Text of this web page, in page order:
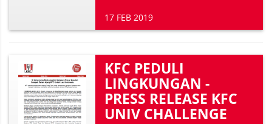
17 FEB 2019
KFC PEDULI
LINGKUNGAN -
PRESS RELEASE KFC
UNIV CHALLENGE